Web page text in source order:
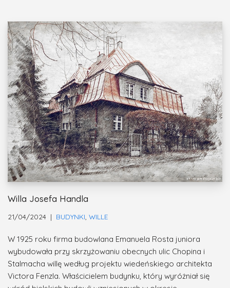
Willa Josefa Handla
21/04/2024 BUDYNKI WILLE
W 1925 roku firma budowlana Emanuela Rosta juniora
wybudowała przy skrzyżowaniu obecnych ulic Chopina i
Stalmacha willę według projektu wiedeńskiego architekta
Victora Fenzla. Właścicielem budynku, który wyróżniał się